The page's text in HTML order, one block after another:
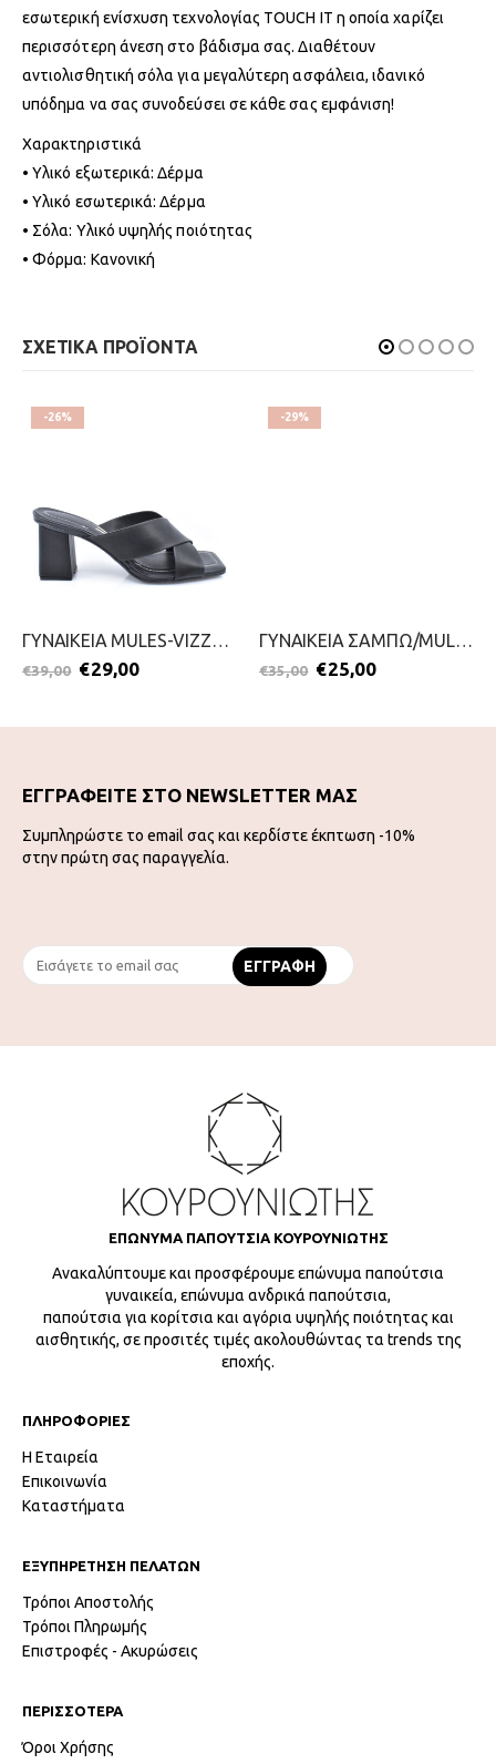
εσωτερική ενίσχυση τεχνολογίας TOUCH IT η οποία χαρίζει
περισσότερη άνεση στο βάδισμα σας. Διαθέτουν
αντιολισθητική σόλα για μεγαλύτερη ασφάλεια, ιδανικό
υπόδημα να σας συνοδεύσει σε κάθε σας εμφάνιση!
Χαρακτηριστικά
• Υλικό εξωτερικά: Δέρμα
• Υλικό εσωτερικά: Δέρμα
• Σόλα: Υλικό υψηλής ποιότητας
• Φόρμα: Κανονική
ΣΧΕΤΙΚΑ ΠΡΟΪΟΝΤΑ
-26%
ΓΥΝΑΙΚΕΙΑ MULES-VIZZANO-2299-0417-ΜΑΥΡΟ
€39,00 €29,00
-29%
ΓΥΝΑΙΚΕΙΑ ΣΑΜΠΩ/MULES-VIZZANO-2099-0747-ΜΑΥΡΟ
€35,00 €25,00
ΕΓΓΡΑΦΕΙΤΕ ΣΤΟ NEWSLETTER ΜΑΣ
Συμπληρώστε το email σας και κερδίστε έκπτωση -10%
στην πρώτη σας παραγγελία.
ΕΠΩΝΥΜΑ ΠΑΠΟΥΤΣΙΑ ΚΟΥΡΟΥΝΙΩΤΗΣ
Ανακαλύπτουμε και προσφέρουμε επώνυμα παπούτσια
γυναικεία, επώνυμα ανδρικά παπούτσια,
παπούτσια για κορίτσια και αγόρια υψηλής ποιότητας και
αισθητικής, σε προσιτές τιμές ακολουθώντας τα trends της
εποχής.
ΠΛΗΡΟΦΟΡΙΕΣ
Η Εταιρεία
Επικοινωνία
Καταστήματα
ΕΞΥΠΗΡΕΤΗΣΗ ΠΕΛΑΤΩΝ
Τρόποι Αποστολής
Τρόποι Πληρωμής
Επιστροφές - Ακυρώσεις
ΠΕΡΙΣΣΟΤΕΡΑ
Όροι Χρήσης